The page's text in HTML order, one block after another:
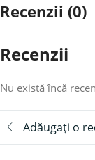
Recenzii (0)
Recenzii
Nu există încă
Adăugați o